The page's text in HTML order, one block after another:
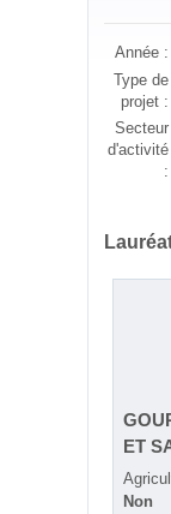
Année :
Type de
projet :
Secteur
d'activité
:
ET